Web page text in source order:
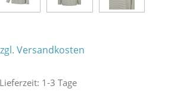
Versandkosten
1-3 Tage